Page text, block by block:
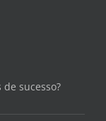
sucesso?